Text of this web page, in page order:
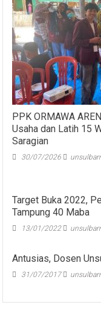
PPK ORMAWA
Usaha dan Latih 15
Saragian
30/07/2026
Target Buka 2022,
Tampung 40 Maba
13/01/2022
Antusias, Dosen
31/07/2017